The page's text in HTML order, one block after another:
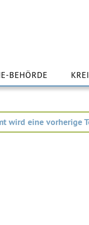
BEHÖRDE
wird eine vorherige